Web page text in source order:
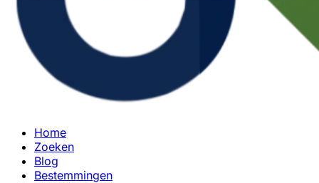
Home
Zoeken
Blog
Bestemmingen